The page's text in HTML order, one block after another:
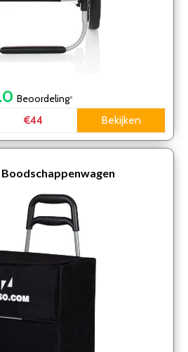
Beoordeling*
€44 Bekijken